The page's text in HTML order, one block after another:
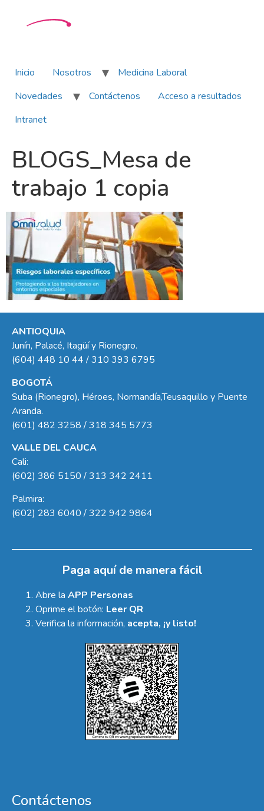
Inicio Nosotros
Medicina Laboral
Novedades
Contáctenos
Acceso a resultados
Intranet
BLOGS_Mesa de
trabajo 1 copia
ANTIOQUIA
Junín, Palacé, Itagüí y Rionegro.
(604) 448 10 44 / 310 393 6795
BOGOTÁ
Suba (Rionegro), Héroes, Normandía,Teusaquillo y Puente
Aranda.
(601) 482 3258 / 318 345 5773
VALLE DEL CAUCA
Cali:
(602) 386 5150 / 313 342 2411
Palmira:
(602) 283 6040 / 322 942 9864
Paga aquí de manera fácil
Abre la APP Personas
Oprime el botón: Leer QR
Verifica la información, acepta, ¡y listo!
Contáctenos